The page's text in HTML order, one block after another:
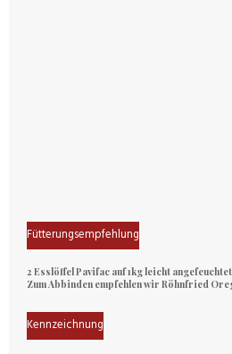
Fütterungsempfehlung
2 Esslöffel Pavifac auf 1kg leicht
Zum Abbinden empfehlen wir Röhnfried
Kennzeichnung